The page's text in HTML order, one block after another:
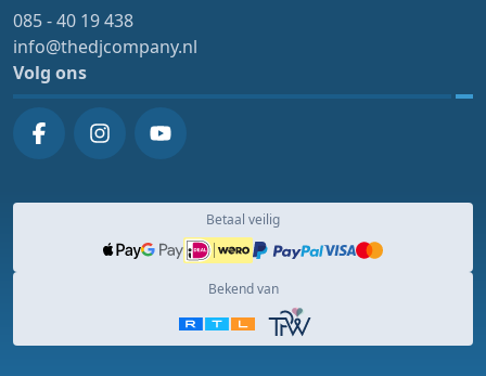
085 - 40 19 438
info@thedjcompany.nl
Volg ons
Betaal veilig
Bekend van